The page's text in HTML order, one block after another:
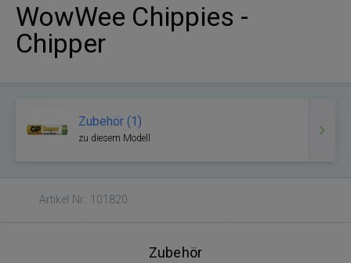
WowWee Chippies -
Chipper
Zubehör (1)
zu diesem Modell
Artikel Nr.: 101820
Zubehör